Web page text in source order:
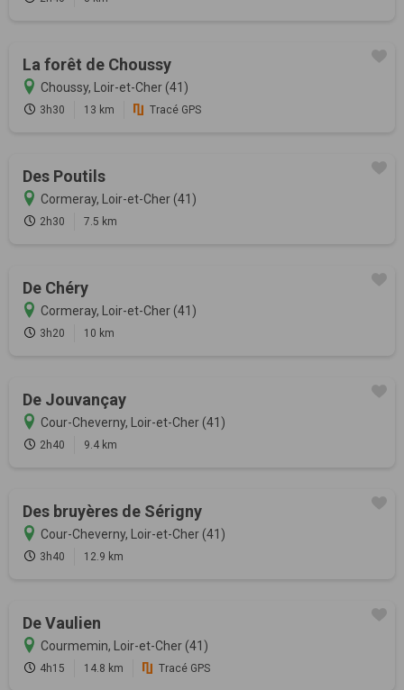
La forêt de Choussy
Choussy, Loir-et-Cher (41)
3h30 13 km Tracé GPS
Des Poutils
Cormeray, Loir-et-Cher (41)
2h30 7.5 km
De Chéry
Cormeray, Loir-et-Cher (41)
3h20 10 km
De Jouvançay
Cour-Cheverny, Loir-et-Cher (41)
2h40 9.4 km
Des bruyères de Sérigny
Cour-Cheverny, Loir-et-Cher (41)
3h40 12.9 km
De Vaulien
Courmemin, Loir-et-Cher (41)
4h15 14.8 km Tracé GPS